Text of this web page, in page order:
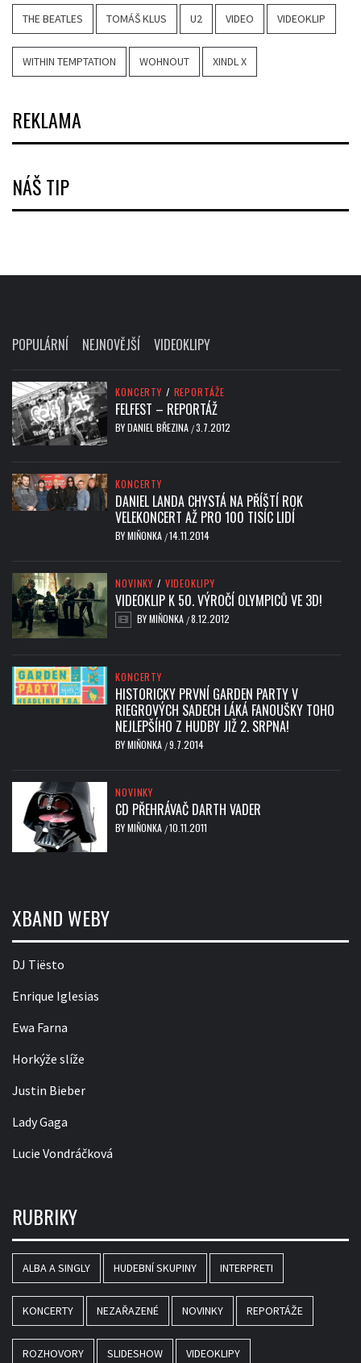
THE BEATLES TOMÁŠ KLUS U2 VIDEO VIDEOKLIP
WITHIN TEMPTATION WOHNOUT XINDL X
REKLAMA
NÁŠ TIP
POPULÁRNÍ NEJNOVĚJŠÍ VIDEOKLIPY
KONCERTY / REPORTÁŽE
FELFEST – REPORTÁŽ
BYDANIEL BŘEZINA /3.7.2012
KONCERTY
DANIEL LANDA CHYSTÁ NA PŘÍŠTÍ ROK
VELEKONCERT AŽ PRO 100 TISÍC LIDÍ
BYMIŇONKA /14.11.2014
NOVINKY / VIDEOKLIPY
VIDEOKLIP K 50. VÝROČÍ OLYMPICŮ VE 3D!
BYMIŇONKA /8.12.2012
KONCERTY
HISTORICKY PRVNÍ GARDEN PARTY V
RIEGROVÝCH SADECH LÁKÁ FANOUŠKY TOHO
NEJLEPŠÍHO Z HUDBY JIŽ 2. SRPNA!
BYMIŇONKA /9.7.2014
NOVINKY
CD PŘEHRÁVAČ DARTH VADER
BYMIŇONKA /10.11.2011
XBAND WEBY
DJ Tiësto
Enrique Iglesias
Ewa Farna
Horkýže slíže
Justin Bieber
Lady Gaga
Lucie Vondráčková
RUBRIKY
ALBA A SINGLY HUDEBNÍ SKUPINY INTERPRETI
KONCERTY NEZAŘAZENÉ NOVINKY REPORTÁŽE
ROZHOVORY SLIDESHOW VIDEOKLIPY